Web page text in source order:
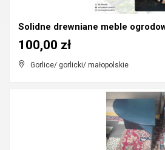
Solidne drewniane meble
Gorlice/ gorlicki/ małopolskie
100,00 zł